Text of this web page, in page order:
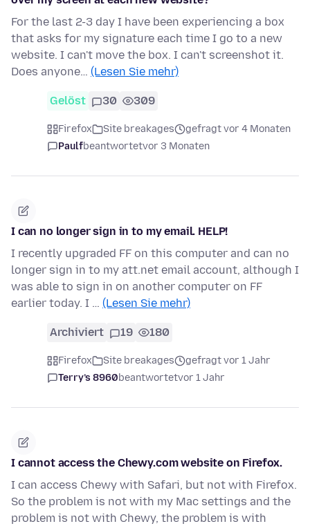
For the last 2-3 day I have been experiencing a box
that asks for my signature each time I go to a new
website. I can't move the box. I can't screenshot it.
Does anyone… (Lesen Sie mehr)
Gelöst 30 309
Firefox Site breakages
gefragt vor 4 Monaten
Paulfbeantwortetvor 3 Monaten
I can no longer sign in to my email. HELP!
I recently upgraded FF on this computer and can no
longer sign in to my att.net email account, although I
was able to sign in on another computer on FF
earlier today. I … (Lesen Sie mehr)
Archiviert 19 180
Firefox Site breakages
gefragt vor 1 Jahr
Terry’s 8960beantwortetvor 1 Jahr
I cannot access the Chewy.com website on Firefox.
I can access Chewy with Safari, but not with Firefox.
So the problem is not with my Mac settings and the
problem is not with Chewy, the problem is with